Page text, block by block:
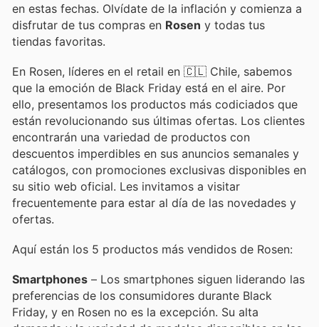
en estas fechas. Olvídate de la inflación y comienza a
disfrutar de tus compras en Rosen y todas tus
tiendas favoritas.
En Rosen, líderes en el retail en 🇨🇱 Chile, sabemos
que la emoción de Black Friday está en el aire. Por
ello, presentamos los productos más codiciados que
están revolucionando sus últimas ofertas. Los clientes
encontrarán una variedad de productos con
descuentos imperdibles en sus anuncios semanales y
catálogos, con promociones exclusivas disponibles en
su sitio web oficial. Les invitamos a visitar
frecuentemente para estar al día de las novedades y
ofertas.
Aquí están los 5 productos más vendidos de Rosen:
Smartphones – Los smartphones siguen liderando las
preferencias de los consumidores durante Black
Friday, y en Rosen no es la excepción. Su alta